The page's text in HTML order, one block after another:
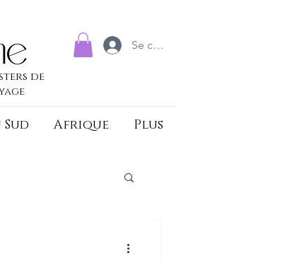
de
Se connecter
Afrique Plus